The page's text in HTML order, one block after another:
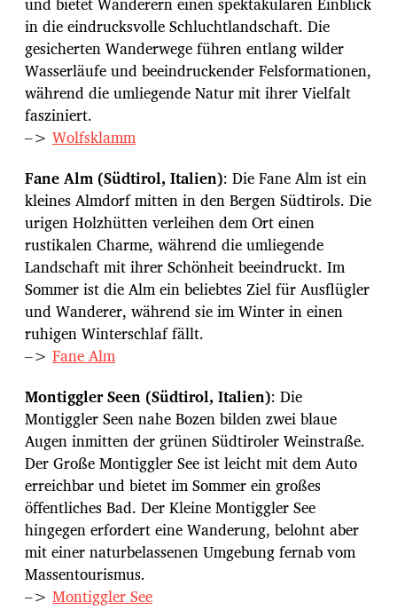
in die eindrucksvolle Schluchtlandschaft. Die
gesicherten Wanderwege führen entlang wilder
Wasserläufe und beeindruckender Felsformationen,
während die umliegende Natur mit ihrer Vielfalt
fasziniert.
–> Wolfsklamm
Fane Alm (Südtirol, Italien): Die Fane Alm ist ein
kleines Almdorf mitten in den Bergen Südtirols. Die
urigen Holzhütten verleihen dem Ort einen
rustikalen Charme, während die umliegende
Landschaft mit ihrer Schönheit beeindruckt. Im
Sommer ist die Alm ein beliebtes Ziel für Ausflügler
und Wanderer, während sie im Winter in einen
ruhigen Winterschlaf fällt.
–> Fane Alm
Montiggler Seen (Südtirol, Italien): Die
Montiggler Seen nahe Bozen bilden zwei blaue
Augen inmitten der grünen Südtiroler Weinstraße.
Der Große Montiggler See ist leicht mit dem Auto
erreichbar und bietet im Sommer ein großes
öffentliches Bad. Der Kleine Montiggler See
hingegen erfordert eine Wanderung, belohnt aber
mit einer naturbelassenen Umgebung fernab vom
Massentourismus.
–> Montiggler See